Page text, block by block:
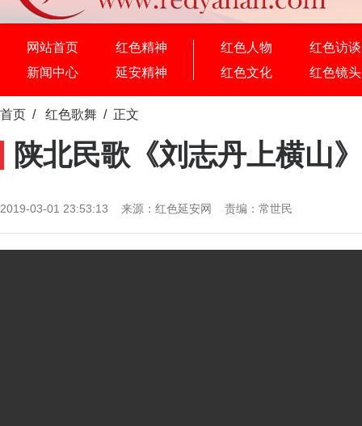
网站首页
红色精神
新闻中心
延安精神
红色人物
红色访谈
红色文化
红色镜头
首页 / 红色歌舞 / 正文
陕北民歌《刘志丹上横山》
2019-03-01 23:53:13 来源：红色延安网 责编：常世民